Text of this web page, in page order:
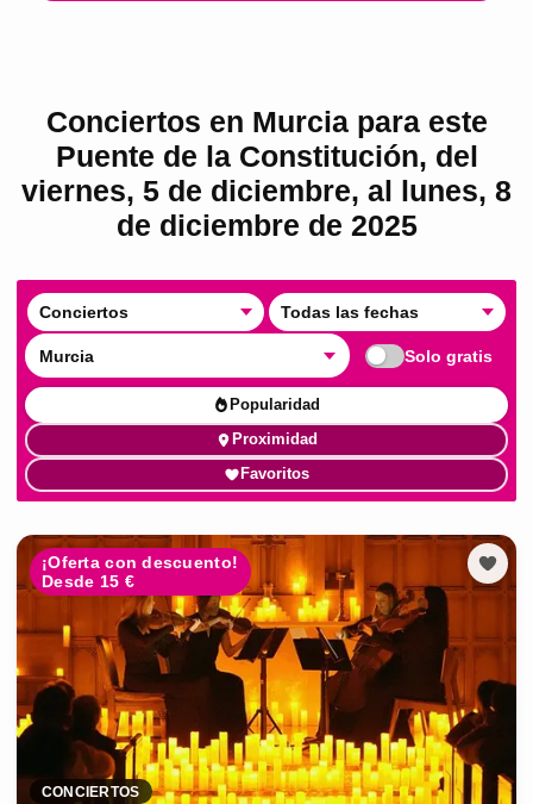
Conciertos en Murcia para este
Puente de la Constitución, del
viernes, 5 de diciembre, al lunes, 8
de diciembre de 2025
Conciertos Todas las fechas
Murcia Solo gratis
Popularidad
Proximidad
Favoritos
¡Oferta con descuento!
Desde 15 €
CONCIERTOS